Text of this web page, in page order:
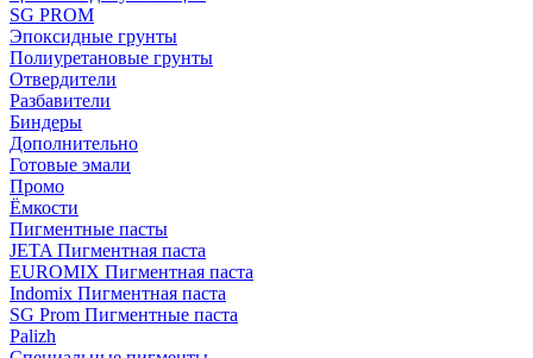
SG PROM
Эпоксидные грунты
Полиуретановые грунты
Отвердители
Разбавители
Биндеры
Дополнительно
Готовые эмали
Промо
Ёмкости
Пигментные пасты
JETA Пигментная паста
EUROMIX Пигментная паста
Indomix Пигментная паста
SG Prom Пигментные паста
Palizh